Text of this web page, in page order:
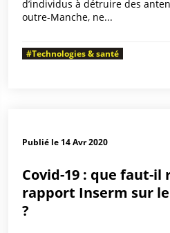
d’individus à détruire des
outre-Manche, ne...
#Technologies & santé
Publié le 14 Avr 2020
Covid-19 : que faut-il
rapport Inserm sur
?